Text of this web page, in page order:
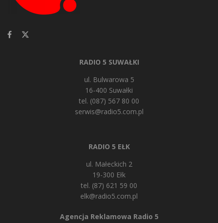
RADIO 5 SUWAŁKI
ul. Bulwarowa 5
16-400 Suwałki
tel. (087) 567 80 00
serwis@radio5.com.pl
RADIO 5 EŁK
ul. Małeckich 2
19-300 Ełk
tel. (87) 621 59 00
elk@radio5.com.pl
Agencja Reklamowa Radio 5